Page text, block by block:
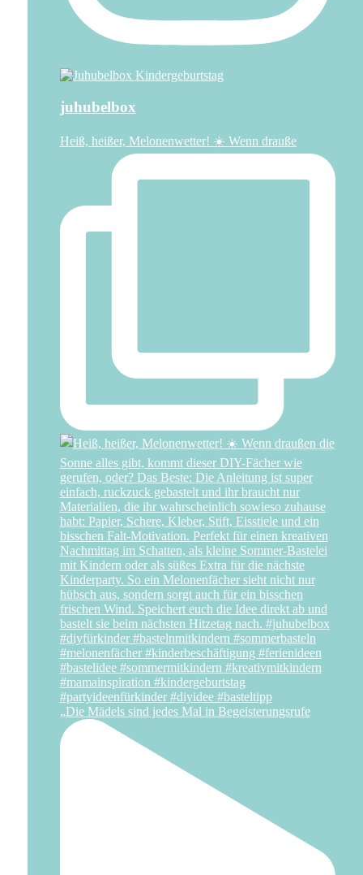
juhubelbox
Heiß, heißer, Melonenwetter! ☀️ Wenn drauße
„Die Mädels sind jedes Mal in Begeisterungsrufe